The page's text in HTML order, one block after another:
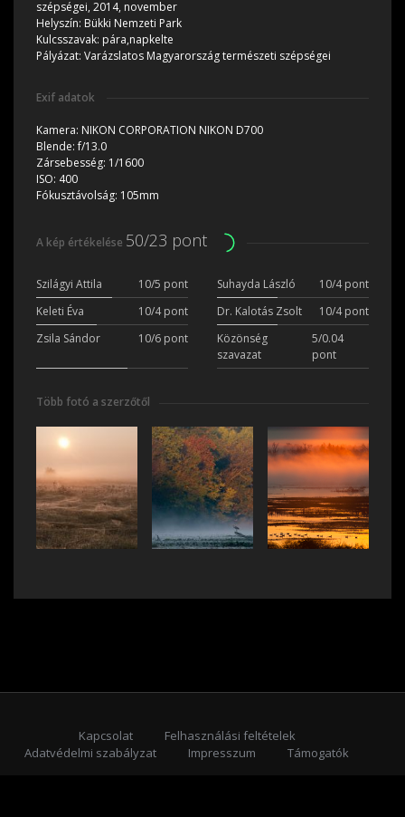
szépségei, 2014, november
Helyszín: Bükki Nemzeti Park
Kulcsszavak: pára,napkelte
Pályázat: Varázslatos Magyarország természeti szépségei
Exif adatok
Kamera: NIKON CORPORATION NIKON D700
Blende:f/13.0
Zársebesség: 1/1600
ISO: 400
Fókusztávolság: 105mm
A kép értékelése 50/23 pont
Szilágyi Attila 10/5 pont Suhayda László
10/4 pont
Keleti Éva
10/4 pont Dr. Kalotás Zsolt
10/4 pont
Zsila Sándor
10/6 pont
Közönség
szavazat
5/0.04
pont
Több fotó a szerzőtől
Kapcsolat
Felhasználási feltételek
Adatvédelmi szabályzat
Impresszum
Támogatók